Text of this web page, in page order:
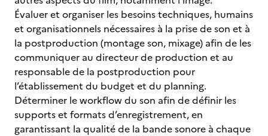
Évaluer et organiser les besoins techniques, humains
et organisationnels nécessaires à la prise de son et à
la postproduction (montage son, mixage) afin de les
communiquer au directeur de production et au
responsable de la postproduction pour
l’établissement du budget et du planning.
Déterminer le workflow du son afin de définir les
supports et formats d’enregistrement, en
garantissant la qualité de la bande sonore à chaque